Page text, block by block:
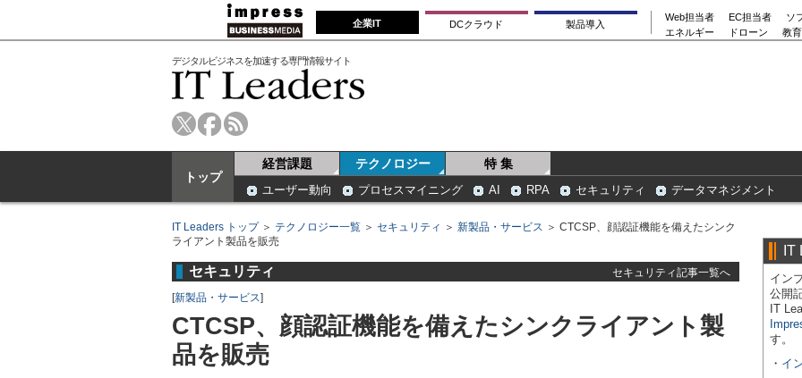
企業IT DCクラウド 製品導入
Web担当者 EC担当者
ソ
エネルギー
ドローン 教
デジタルビジネスを加速する専門情報サイト
トップ
経営課題 テクノロジー 特 集
ユーザー動向 プロセスマイニング AI RPA セキュリティ データマネジメント
IT Leaders トップ＞ テクノロジー一覧 ＞ セキュリティ ＞ 新製品・サービス ＞ CTCSP、顔認証機能を備えたシンク
ライアント製品を販売
セキュリティ
セキュリティ記事一覧へ
[新製品・サービス]
CTCSP、顔認証機能を備えたシンクライアント製
品を販売
IT
イン
公開
IT
す。
・ イ